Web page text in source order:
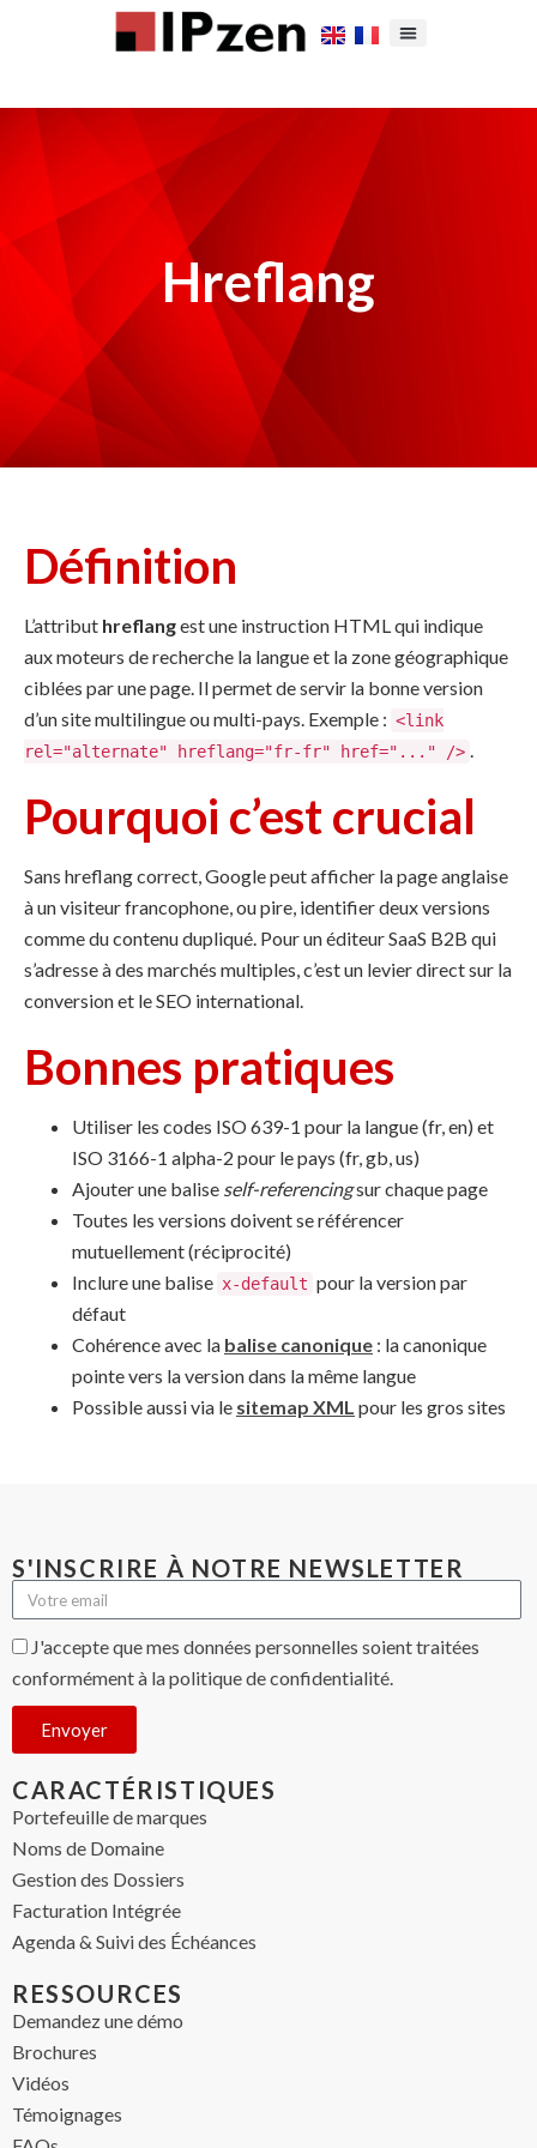
Hreflang
Définition
L’attribut hreflangest une instruction HTML qui indique
aux moteurs de recherche la langue et la zone géographique
ciblées par une page. Il permet de servir la bonne version
d’un site multilingue ou multi-pays. Exemple : <link
rel="alternate" hreflang="fr-fr" href="..." /> .
Pourquoi c’est crucial
Sans hreflang correct, Google peut afficher la page anglaise
à un visiteur francophone, ou pire, identifier deux versions
comme du contenu dupliqué. Pour un éditeur SaaS B2B qui
s’adresse à des marchés multiples, c’est un levier direct sur la
conversion et le SEO international.
Bonnes pratiques
Utiliser les codes ISO 639-1 pour la langue (fr, en) et
ISO 3166-1 alpha-2 pour le pays (fr, gb, us)
Ajouter une balise self-referencingsur chaque page
Toutes les versions doivent se référencer
mutuellement (réciprocité)
Inclure une balise x-default pour la version par
défaut
Cohérence avec la balise canonique : la canonique
pointe vers la version dans la même langue
Possible aussi via le sitemap XML pour les gros sites
CARACTÉRISTIQUES
Portefeuille de marques
Noms de Domaine
Gestion des Dossiers
Facturation Intégrée
Agenda & Suivi des Échéances
S'INSCRIRE À NOTRE NEWSLETTER
J'accepte que mes données personnelles soient traitées
conformément à la politique de confidentialité.
Envoyer
RESSOURCES
Demandez une démo
Brochures
Vidéos
Témoignages